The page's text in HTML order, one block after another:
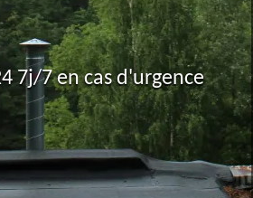
7j/7 en cas d'urgence